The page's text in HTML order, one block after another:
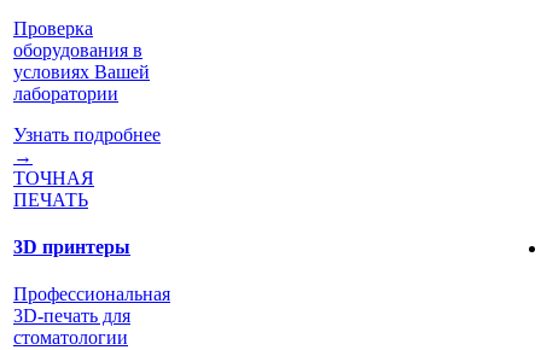
Проверка
оборудования в
условиях Вашей
лаборатории
Узнать подробнее
→
ТОЧНАЯ
ПЕЧАТЬ
3D принтеры
Профессиональная
3D-печать для
стоматологии